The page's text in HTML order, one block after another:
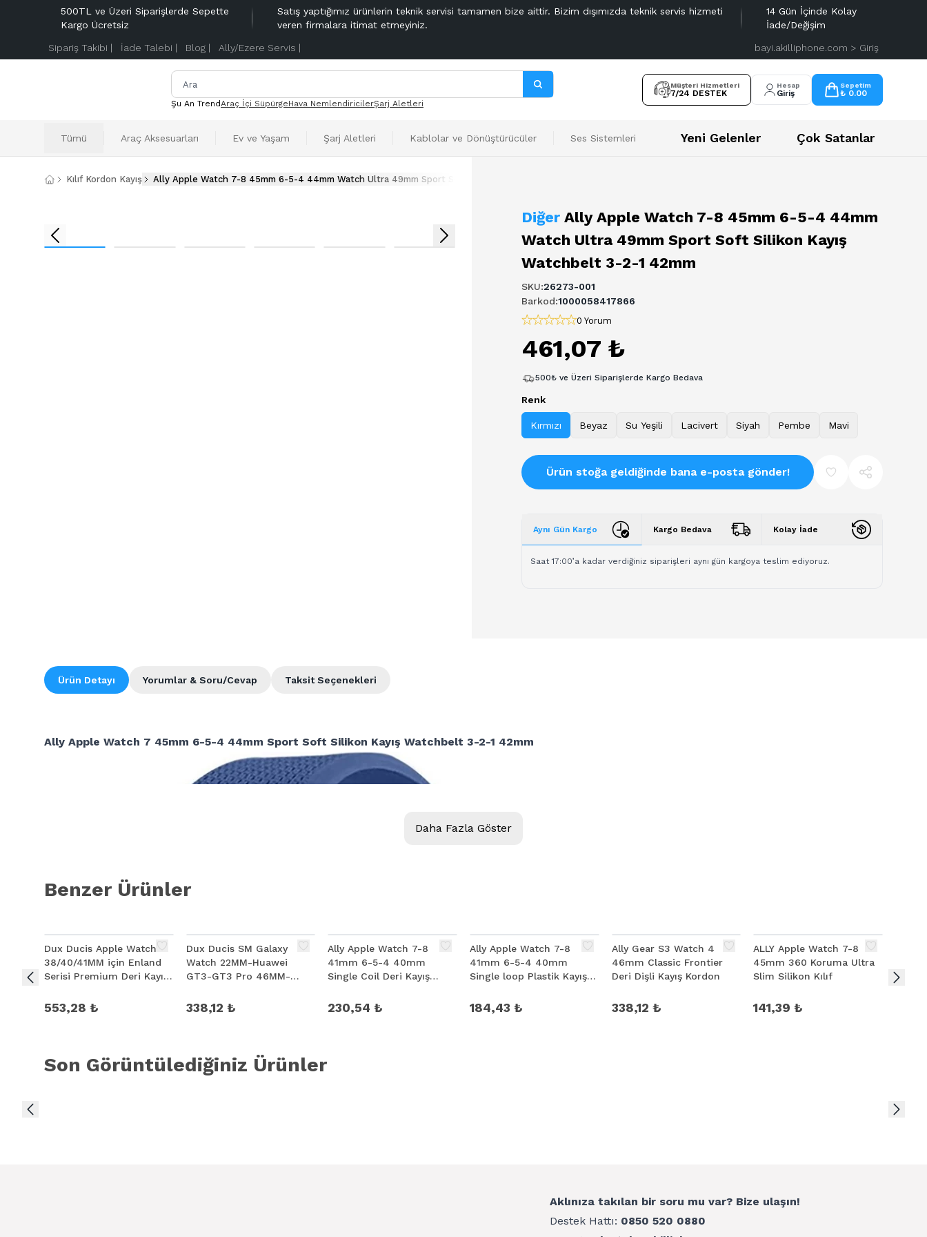
500TL ve Üzeri Siparişlerde Sepette
Kargo Ücretsiz
Satış yaptığımız ürünlerin teknik servisi tamamen bize aittir. Bizim dışımızda teknik servis hizmeti
veren firmalara itimat etmeyiniz.
14 Gün İçinde Kolay
İade/Değişim
Sipariş Takibi | İade Talebi | Blog | Ally/Ezere Servis | bayi.akilliphone.com > Giriş
Şu An TrendAraç İçi SüpürgeHava NemlendiricilerŞarj Aletleri
Müşteri Hizmetleri
7/24 DESTEK
Hesap
Giriş
Sepetim
₺ 0.00
Tümü Araç Aksesuarları Ev ve Yaşam Şarj Aletleri Kablolar ve Dönüştürücüler Ses Sistemleri Yeni Gelenler Çok Satanlar
Kılıf Kordon Kayış Ally Apple Watch 7-8 45mm 6-5-4 44mm Watch Ultra 49mm Sport Soft Silikon Kayış Watchbelt 3-2-1 42mm
Diğer Ally Apple Watch 7-8 45mm 6-5-4 44mm
Watch Ultra 49mm Sport Soft Silikon Kayış
Watchbelt 3-2-1 42mm
SKU:26273-001
Barkod:1000058417866
0 Yorum
461,07 ₺
500₺ ve Üzeri Siparişlerde Kargo Bedava
Renk
Kırmızı Beyaz Su Yeşili Lacivert Siyah Pembe Mavi
Ürün stoğa geldiğinde bana e-posta gönder!
Aynı Gün Kargo Kargo Bedava Kolay İade
Saat 17:00’a kadar verdiğiniz siparişleri aynı gün kargoya teslim ediyoruz.
Ürün Detayı Taksit Seçenekleri
Yorumlar & Soru/Cevap
Ally Apple Watch 7 45mm 6-5-4 44mm Sport Soft Silikon Kayış Watchbelt 3-2-1 42mm
Daha Fazla Göster
Benzer Ürünler
Dux Ducis Apple Watch
38/40/41MM için Enland
Serisi Premium Deri Kayış
553,28 ₺
Dux Ducis SM Galaxy
Watch 22MM-Huawei
GT3-GT3 Pro 46MM-
Loop Kayış Kordon
338,12 ₺
Ally Apple Watch 7-8
41mm 6-5-4 40mm
Single Coil Deri Kayış
230,54 ₺
Ally Apple Watch 7-8
41mm 6-5-4 40mm
Single loop Plastik Kayış
184,43 ₺
Ally Gear S3 Watch 4
46mm Classic Frontier
Deri Dişli Kayış Kordon
338,12 ₺
ALLY Apple Watch 7-8
45mm 360 Koruma Ultra
Slim Silikon Kılıf
141,39 ₺
Son Görüntülediğiniz Ürünler
Aklınıza takılan bir soru mu var? Bize ulaşın!
Destek Hattı: 0850 520 0880